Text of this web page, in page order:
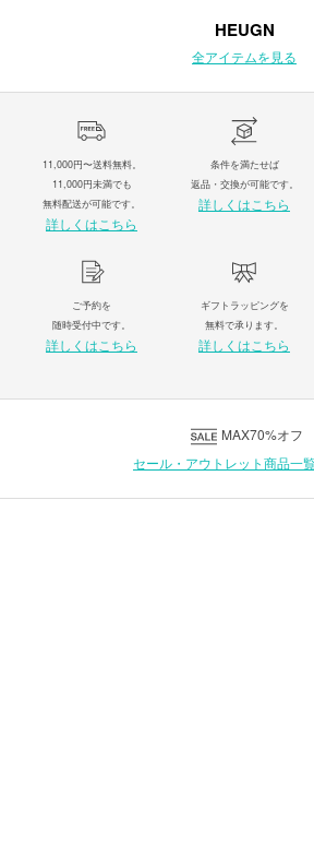
HEUGN
全アイテムを見る
11,000円〜送料無料。
11,000円未満でも
無料配送が可能です。
詳しくはこちら
条件を満たせば
返品・交換が可能です。
詳しくはこちら
ご予約を
随時受付中です。
詳しくはこちら
ギフトラッピングを
無料で承ります。
詳しくはこちら
MAX70%オフ
セール・アウトレット商品一